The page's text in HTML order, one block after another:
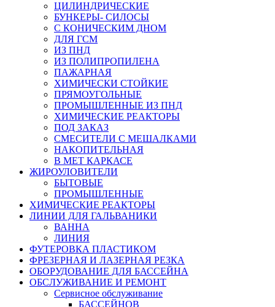
ЦИЛИНДРИЧЕСКИЕ
БУНКЕРЫ- СИЛОСЫ
С КОНИЧЕСКИМ ДНОМ
ДЛЯ ГСМ
ИЗ ПНД
ИЗ ПОЛИПРОПИЛЕНА
ПАЖАРНАЯ
ХИМИЧЕСКИ СТОЙКИЕ
ПРЯМОУГОЛЬНЫЕ
ПРОМЫШЛЕННЫЕ ИЗ ПНД
ХИМИЧЕСКИЕ РЕАКТОРЫ
ПОД ЗАКАЗ
СМЕСИТЕЛИ С МЕШАЛКАМИ
НАКОПИТЕЛЬНАЯ
В МЕТ КАРКАСЕ
ЖИРОУЛОВИТЕЛИ
БЫТОВЫЕ
ПРОМЫШЛЕННЫЕ
ХИМИЧЕСКИЕ РЕАКТОРЫ
ЛИНИИ ДЛЯ ГАЛЬВАНИКИ
ВАННА
ЛИНИЯ
ФУТЕРОВКА ПЛАСТИКОМ
ФРЕЗЕРНАЯ И ЛАЗЕРНАЯ РЕЗКА
ОБОРУДОВАНИЕ ДЛЯ БАССЕЙНА
ОБСЛУЖИВАНИЕ И РЕМОНТ
Сервисное обслуживание
БАССЕЙНОВ